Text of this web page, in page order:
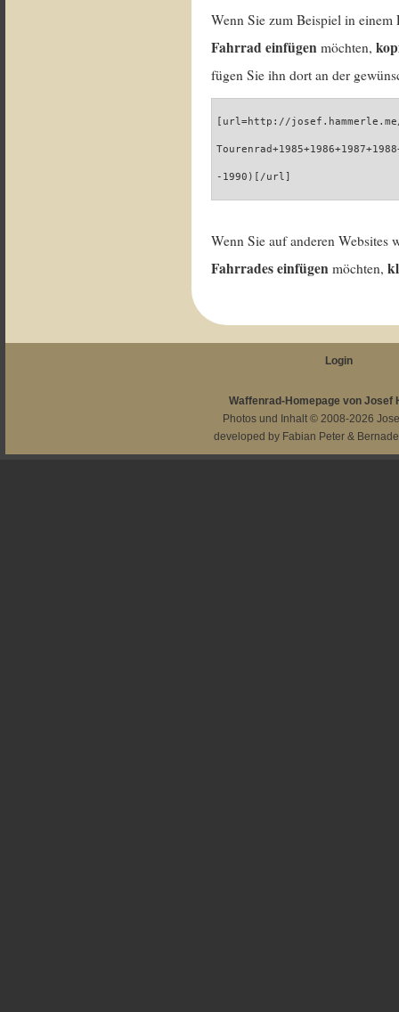
Wenn Sie zum Beispiel in
Fahrrad einfügen möchten,
fügen Sie ihn dort an der
[url=http://josef.hammerle.me/
-1990)[/url]
Wenn Sie auf anderen
Fahrrades einfügen möchten,
Login
Waffenrad-Homepage von Josef
Photos und Inhalt © 2008-2026
developed by Fabian Peter &